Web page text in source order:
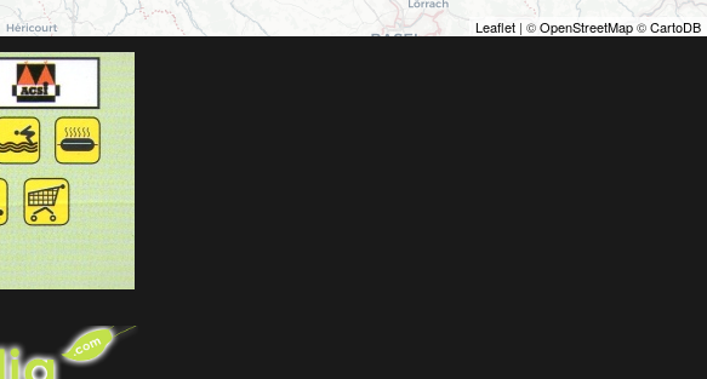
Leaflet | ©OpenStreetMap©CartoDB